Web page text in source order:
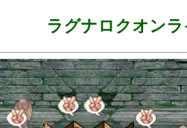
ラグナロクオン